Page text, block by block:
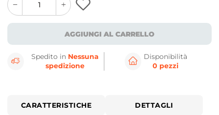
quantity
button
quantity
minus
button
AGGIUNGI AL CARRELLO
Spedito in Nessuna
spedizione
Disponibilità
0 pezzi
CARATTERISTICHE DETTAGLI